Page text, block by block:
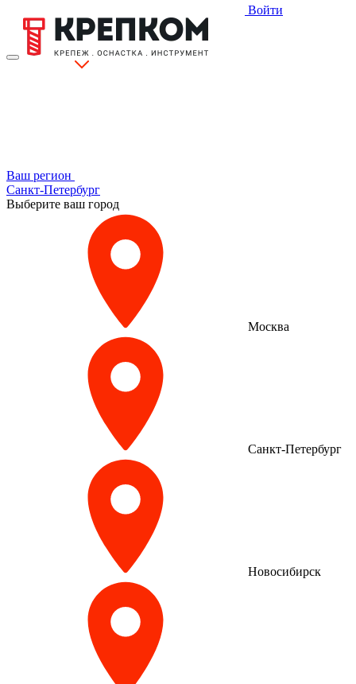
Войти
Ваш регион
Санкт-Петербург
Выберите ваш город
Москва
Санкт-Петербург
Новосибирск